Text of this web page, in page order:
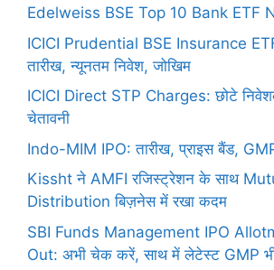
Edelweiss BSE Top 10 Bank ETF
ICICI Prudential BSE Insurance
तारीख, न्यूनतम निवेश, जोखिम
ICICI Direct STP Charges: छोटे
चेतावनी
Indo-MIM IPO: तारीख, प्राइस बैंड,
Kissht ने AMFI रजिस्ट्रेशन के साथ
Distribution बिज़नेस में रखा कदम
SBI Funds Management IPO
Out: अभी चेक करें, साथ में लेटेस्ट GMP